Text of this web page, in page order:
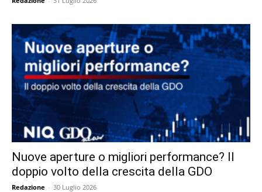
Nuove aperture o migliori performance? Il
doppio volto della crescita della GDO
Redazione - 30 Luglio 2026